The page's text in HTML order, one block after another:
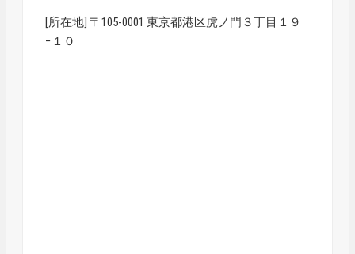
[所在地] 〒105-0001 東京都港区虎ノ門３丁目１９
−１０